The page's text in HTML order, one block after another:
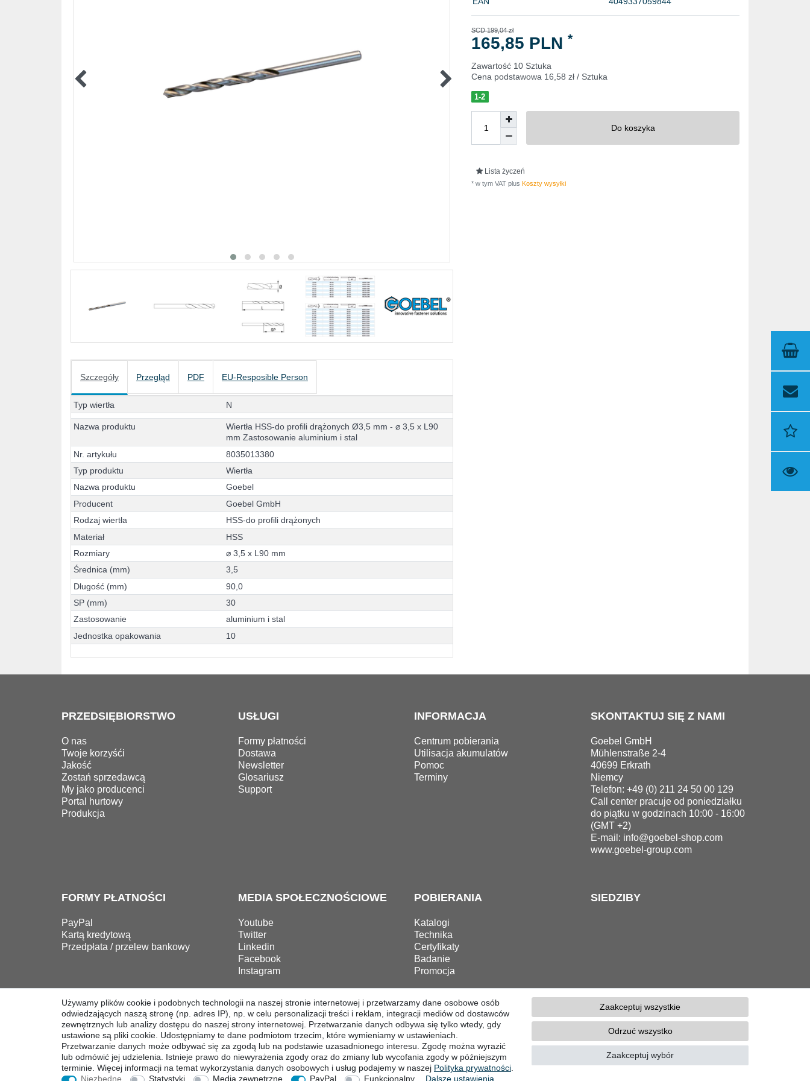
SCD 199,04 zł
165,85 PLN *
Zawartość 10 Sztuka
Cena podstawowa 16,58 zł / Sztuka
1-2
Do koszyka
Lista życzeń
* w tym VAT plus Koszty wysyłki
Szczegóły Przegląd PDF EU-Resposible Person
Typ wiertła N
Nazwa produktu Wiertła HSS-do profili drążonych Ø3,5 mm - ⌀ 3,5 x L90
mm Zastosowanie aluminium i stal
Nr. artykułu 8035013380
Typ produktu Wiertła
Nazwa produktu Goebel
Producent Goebel GmbH
Rodzaj wiertła HSS-do profili drążonych
Materiał HSS
Rozmiary ⌀ 3 ,5 x L90 mm
Średnica (mm) 3,5
Długość (mm) 90 ,0
SP (mm) 30
Zastosowanie aluminium i stal
Jednostka opakowania 10
PRZEDSIĘBIORSTWO
O nas
Twoje korzyśći
Jakość
Zostań sprzedawcą
My jako producenci
Portal hurtowy
Produkcja
USŁUGI
Formy płatności
Dostawa
Newsletter
Glosariusz
Support
INFORMACJA
Centrum pobierania
Utilisacja akumulatów
Pomoc
Terminy
SKONTAKTUJ SIĘ Z NAMI
Goebel GmbH
Mühlenstraße 2-4
40699 Erkrath
Niemcy
Telefon: +49 (0) 211 24 50 00 129
Call center pracuje od poniedziałku
do piątku w godzinach 10:00 - 16:00
(GMT +2)
E-mail: info@goebel-shop.com
www.goebel-group.com
FORMY PŁATNOŚCI
PayPal
Kartą kredytową
Przedpłata / przelew bankowy
MEDIA SPOŁECZNOŚCIOWE
Youtube
Twitter
Linkedin
Facebook
Instagram
POBIERANIA
Katalogi
Technika
Certyfikaty
Badanie
Promocja
SIEDZIBY
Prawo do sodstąpienia Formularz ­odstąpienia Stopka redakcyjna Polityka prywatności OWH Kontakt
© Copyright 2026 | Wszystkie prawa zastrzeżone.
Używamy plików cookie i podobnych technologii na naszej stronie internetowej i przetwarzamy dane osobowe osób
odwiedzających naszą stronę (np. adres IP), np. w celu personalizacji treści i reklam, integracji mediów od dostawców
zewnętrznych lub analizy dostępu do naszej strony internetowej. Przetwarzanie danych odbywa się tylko wtedy, gdy
ustawione są pliki cookie. Udostępniamy te dane podmiotom trzecim, które wymieniamy w ustawieniach.
Przetwarzanie danych może odbywać się za zgodą lub na podstawie uzasadnionego interesu. Zgodę można wyrazić
lub odmówić jej udzielenia. Istnieje prawo do niewyrażenia zgody oraz do zmiany lub wycofania zgody w późniejszym
terminie. Więcej informacji na temat wykorzystania danych osobowych i usług podajemy w naszej Polityka ­prywatności
Niezbędne
Statystyki Media zewnętrzne PayPal Funkcjonalny Dalsze ustawienia
Zaakceptuj wszystkie
Odrzuć wszystko
Zaakceptuj wybór